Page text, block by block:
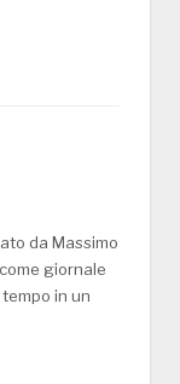
da Massimo
giornale
in un